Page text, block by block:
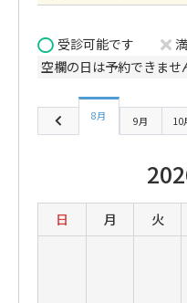
受診可能です
空欄の日は予約できませ
8月 9月 10
日 月 火